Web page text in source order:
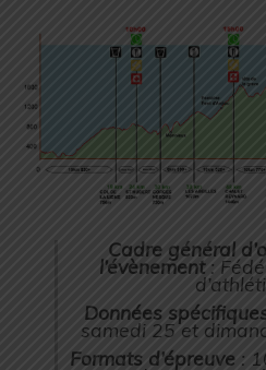
Cadre général
l’évènement:
Données
samedi 25 et
Formats d’épreuve :